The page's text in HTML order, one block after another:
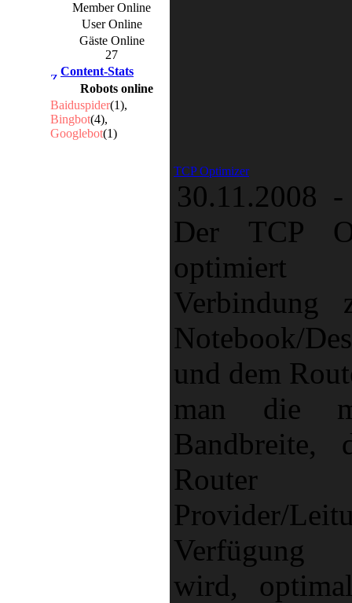
Member Online
User Online
Gäste Online
27
Content-Stats
Robots online
Baiduspider(1),
Bingbot(4),
Googlebot(1)
TCP Optimizer
30.11.2008
Der TCP
Verbindung
Notebook/
und dem
man die
Bandbreite,
Router
Provider/
Verfügung
wird,